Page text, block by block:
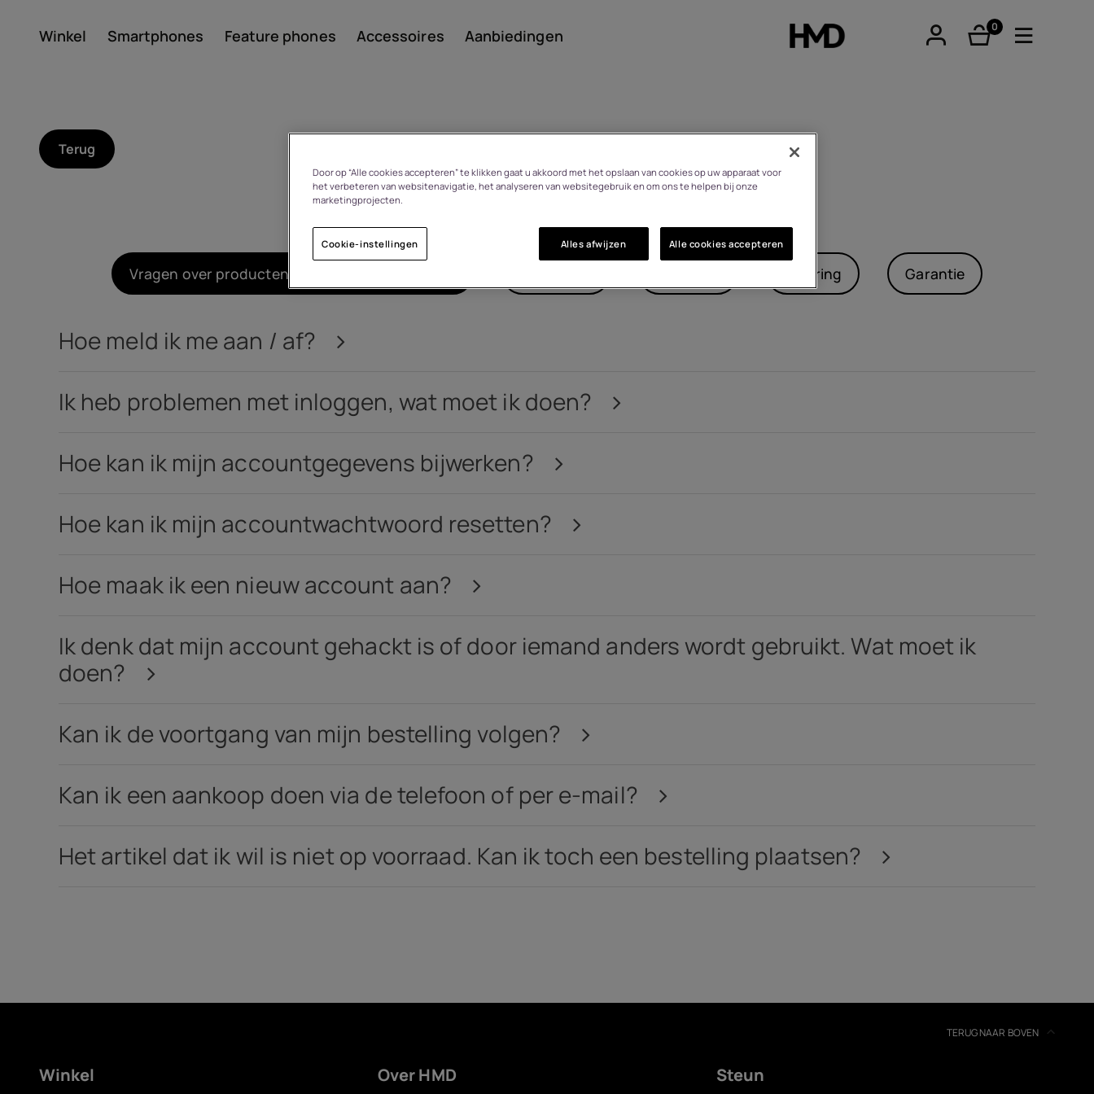
Winkel Smartphones Feature phones Accessoires Aanbiedingen
0
product(en)
Smartphones
Feature phones
Accessoires
Aanbiedingen
Over
Belgium(Français|Dutch)
Terug
FAQ
Vragen over producten/bestellingen/webwinkel Levering Garantie
Hoe meld ik me aan / af?
Ik heb problemen met inloggen, wat moet ik doen?
Hoe kan ik mijn accountgegevens bijwerken?
Hoe kan ik mijn accountwachtwoord resetten?
Hoe maak ik een nieuw account aan?
Ik denk dat mijn account gehackt is of door iemand anders wordt gebruikt. Wat moet ik
doen?
Kan ik de voortgang van mijn bestelling volgen?
Kan ik een aankoop doen via de telefoon of per e-mail?
Het artikel dat ik wil is niet op voorraad. Kan ik toch een bestelling plaatsen?
TERUG NAAR BOVEN
Winkel
Over HMD
Steun
Door op “Alle cookies accepteren” te klikken gaat u akkoord met het opslaan van cookies op uw apparaat voor
het verbeteren van websitenavigatie, het analyseren van websitegebruik en om ons te helpen bij onze
marketingprojecten.
Cookie-instellingen Alles afwijzen Alle cookies accepteren